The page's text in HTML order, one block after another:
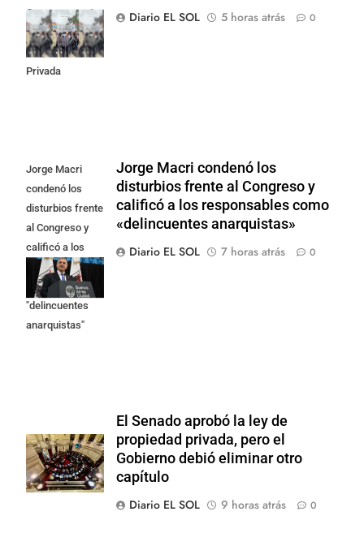
Congreso contra
la Ley de
Propiedad
Privada
Diario EL SOL
5 horas atrás 0
Jorge Macri
condenó los
disturbios frente
al Congreso y
calificó a los
responsables
como
"delincuentes
anarquistas"
Jorge Macri condenó los
disturbios frente al Congreso y
calificó a los responsables como
«delincuentes anarquistas»
Diario EL SOL
7 horas atrás 0
El Senado aprobó la ley de
propiedad privada, pero el
Gobierno debió eliminar otro
capítulo
Diario EL SOL
9 horas atrás 0